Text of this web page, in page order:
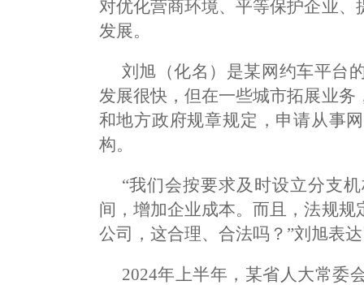
对优化营商环境、平等保护企业
发展。
刘旭（化名）是某网约车平台
发展很快，但在一些城市拓展业
和地方政府规章规定，申请从事
构。
“我们会按要求及时设立分支
间，增加企业成本。而且，法规
公司，这合理、合法吗？”刘旭表
2024年上半年，某省人大常委